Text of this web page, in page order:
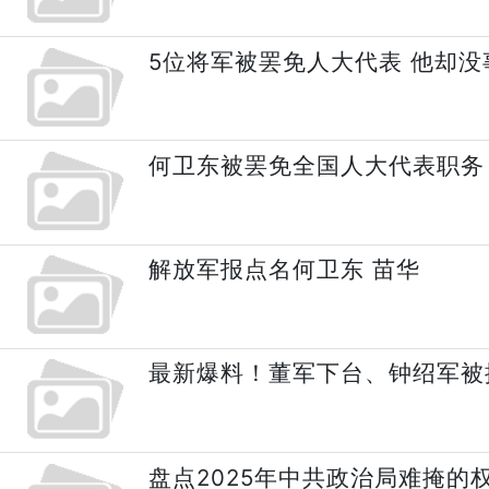
5位将军被罢免人大代表 他却没
何卫东被罢免全国人大代表职务
解放军报点名何卫东 苗华
最新爆料！董军下台、钟绍军被
盘点2025年中共政治局难掩的